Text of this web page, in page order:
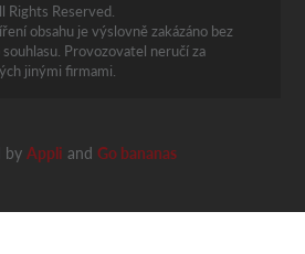
Rights Reserved.
obsahu je výslovně zakázáno bez
Provozovatel neručí za
jinými firmami.
byAppli andGo bananas